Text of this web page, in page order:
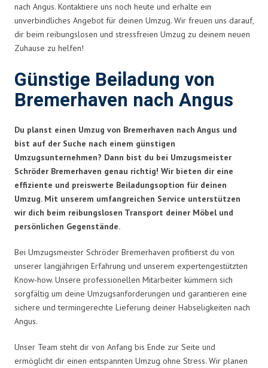
nach Angus. Kontaktiere uns noch heute und erhalte ein
unverbindliches Angebot für deinen Umzug. Wir freuen uns darauf,
dir beim reibungslosen und stressfreien Umzug zu deinem neuen
Zuhause zu helfen!
Günstige Beiladung von
Bremerhaven nach Angus
Du planst einen Umzug von Bremerhaven nach Angus und
bist auf der Suche nach einem günstigen
Umzugsunternehmen? Dann bist du bei Umzugsmeister
Schröder Bremerhaven genau richtig! Wir bieten dir eine
effiziente und preiswerte Beiladungsoption für deinen
Umzug. Mit unserem umfangreichen Service unterstützen
wir dich beim reibungslosen Transport deiner Möbel und
persönlichen Gegenstände.
Bei Umzugsmeister Schröder Bremerhaven profitierst du von
unserer langjährigen Erfahrung und unserem expertengestützten
Know-how. Unsere professionellen Mitarbeiter kümmern sich
sorgfältig um deine Umzugsanforderungen und garantieren eine
sichere und termingerechte Lieferung deiner Habseligkeiten nach
Angus.
Unser Team steht dir von Anfang bis Ende zur Seite und
ermöglicht dir einen entspannten Umzug ohne Stress. Wir planen